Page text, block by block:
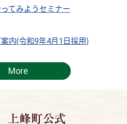
てみようセミナー
内(令和9年4月1日採用)
More